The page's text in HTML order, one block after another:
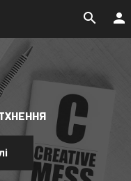
person
search